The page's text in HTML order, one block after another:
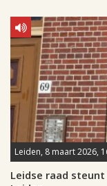
Leiden, 8 maart 2026,
Leidse raad